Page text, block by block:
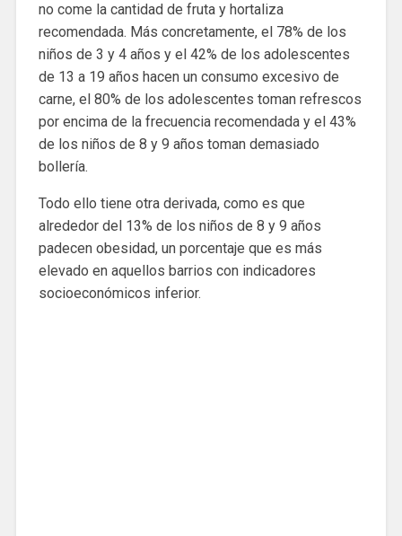
no come la cantidad de fruta y hortaliza
recomendada. Más concretamente, el 78% de los
niños de 3 y 4 años y el 42% de los adolescentes
de 13 a 19 años hacen un consumo excesivo de
carne, el 80% de los adolescentes toman refrescos
por encima de la frecuencia recomendada y el 43%
de los niños de 8 y 9 años toman demasiado
bollería.
Todo ello tiene otra derivada, como es que
alrededor del 13% de los niños de 8 y 9 años
padecen obesidad, un porcentaje que es más
elevado en aquellos barrios con indicadores
socioeconómicos inferior.